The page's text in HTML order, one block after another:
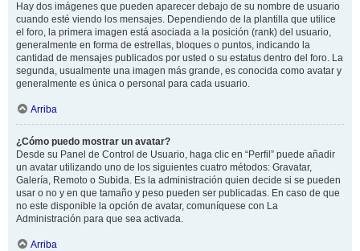
Hay dos imágenes que pueden aparecer debajo de su nombre de usuario
cuando esté viendo los mensajes. Dependiendo de la plantilla que utilice
el foro, la primera imagen está asociada a la posición (rank) del usuario,
generalmente en forma de estrellas, bloques o puntos, indicando la
cantidad de mensajes publicados por usted o su estatus dentro del foro. La
segunda, usualmente una imagen más grande, es conocida como avatar y
generalmente es única o personal para cada usuario.
Arriba
¿Cómo puedo mostrar un avatar?
Desde su Panel de Control de Usuario, haga clic en “Perfil” puede añadir
un avatar utilizando uno de los siguientes cuatro métodos: Gravatar,
Galería, Remoto o Subida. Es la administración quien decide si se pueden
usar o no y en que tamaño y peso pueden ser publicadas. En caso de que
no este disponible la opción de avatar, comuníquese con La
Administración para que sea activada.
Arriba